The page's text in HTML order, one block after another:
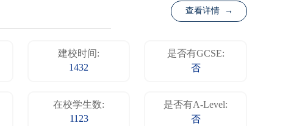
查看详情 →
建校时间:
1432
是否有GCSE:
否
在校学生数:
1123
是否有A-Level:
否